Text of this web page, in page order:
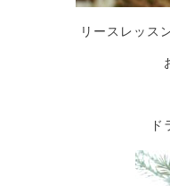
リースレッス